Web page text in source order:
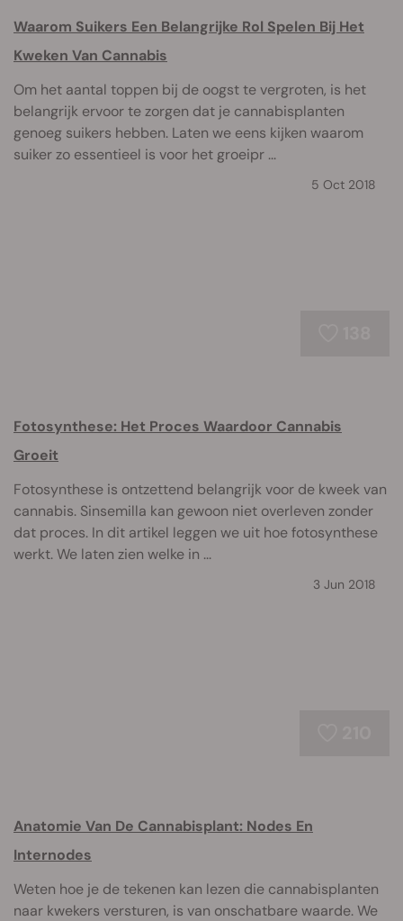
Waarom Suikers Een Belangrijke Rol Spelen Bij Het
Kweken Van Cannabis
Om het aantal toppen bij de oogst te vergroten, is het
belangrijk ervoor te zorgen dat je cannabisplanten
genoeg suikers hebben. Laten we eens kijken waarom
suiker zo essentieel is voor het groeipr ...
5 Oct 2018
Fotosynthese: Het Proces Waardoor Cannabis
Groeit
Fotosynthese is ontzettend belangrijk voor de kweek van
cannabis. Sinsemilla kan gewoon niet overleven zonder
dat proces. In dit artikel leggen we uit hoe fotosynthese
werkt. We laten zien welke in ...
3 Jun 2018
Anatomie Van De Cannabisplant: Nodes En
Internodes
Weten hoe je de tekenen kan lezen die cannabisplanten
naar kwekers versturen, is van onschatbare waarde. We